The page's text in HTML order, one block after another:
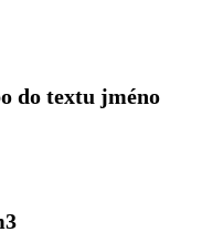
do textu jméno